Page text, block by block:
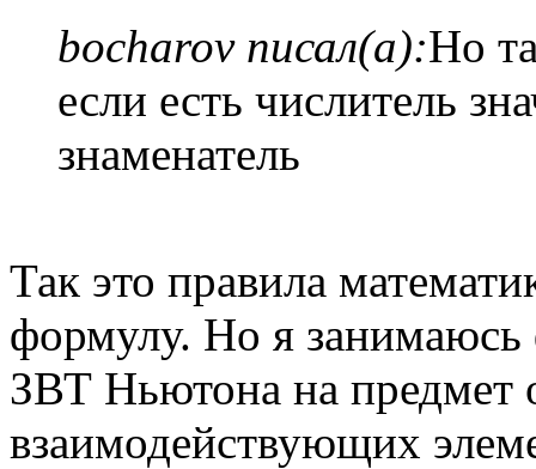
bocharov писал(а):Но
если есть числитель
знаменатель
Так это правила
формулу. Но я занимаюсь
ЗВТ Ньютона на предмет
взаимодействующих